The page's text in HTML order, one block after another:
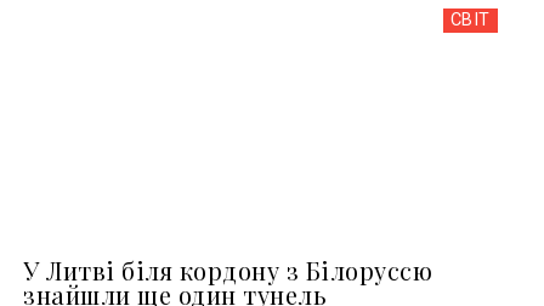
СВІТ
У Литві біля кордону з Білоруссю
знайшли ще один тунель